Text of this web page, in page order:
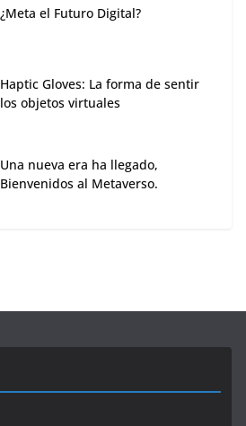
¿Meta el Futuro Digital?
Haptic Gloves: La forma de sentir
los objetos virtuales
Una nueva era ha llegado,
Bienvenidos al Metaverso.